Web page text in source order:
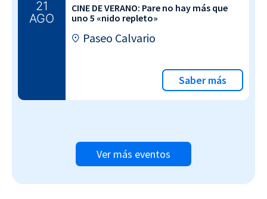
21
AGO
CINE DE VERANO: Pare no hay más que
uno 5 «nido repleto»
Paseo Calvario
Saber más
Ver más eventos